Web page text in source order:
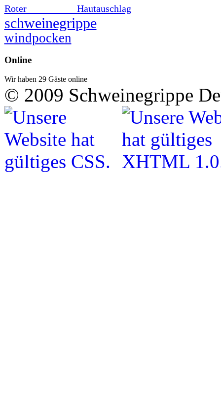
Roter Hautauschlag
schweinegrippe
windpocken
Online
Wir haben 29 Gäste online
© 2009 Schweinegrippe